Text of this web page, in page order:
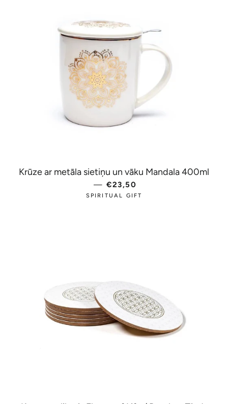
Krūze ar metāla sietiņu un vāku Mandala 400ml
— PARASTĀ CENA
€23,50
SPIRITUAL GIFT